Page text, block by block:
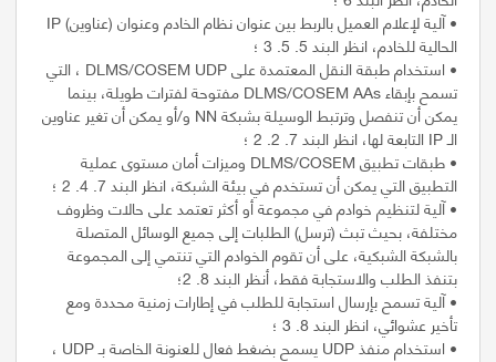
• آلية لإعلام العميل بالربط بين عنوان نظام الخادم وعنوان (عناوين) IP
• استخدام طبقة النقل المعتمدة على DLMS/COSEM UDP ، التي
تسمح بإبقاء DLMS/COSEM AAs مفتوحة لفترات طويلة، بينما
يمكن أن تنفصل وترتبط الوسيلة بشبكة NN و/أو يمكن أن تغير عناوين
• طبقات تطبيق DLMS/COSEM وميزات أمان مستوى عملية
• آلية لتنظيم خوادم في مجموعة أو أكثر تعتمد على حالات وظروف
مختلفة، بحيث تبث (ترسل) الطلبات إلى جميع الوسائل المتصلة
بالشبكة الشبكية، على أن تقوم الخوادم التي تنتمي إلى المجموعة
• آلية تسمح بإرسال استجابة للطلب في إطارات زمنية محددة ومع
• استخدام منفذ UDP يسمح بضغط فعال للعنونة الخاصة بـ UDP ،